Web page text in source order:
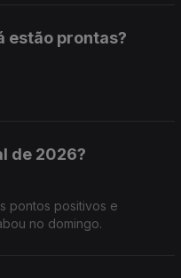
estão prontas?
de 2026?
pontos positivos e
no domingo.